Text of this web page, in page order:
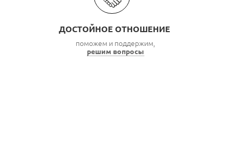
ДОСТОЙНОЕ ОТНОШЕНИЕ
поможем и поддержим,
решим вопросы